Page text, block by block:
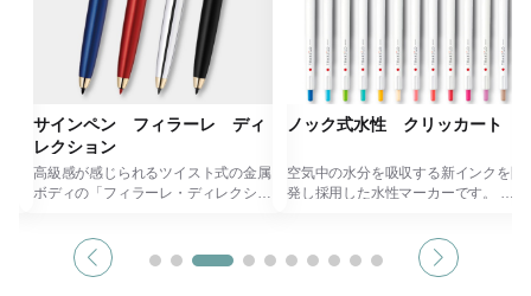
サインペン フィラーレ ディ
レクション
高級感が感じられるツイスト式の金属
ボディの「フィラーレ・ディレクショ
レに、「方向を指し示す、指示する」
という意味のディレクションを加えた
ノック式水性 クリッカート
空気中の水分を吸収する新インクを開
発し採用した水性マーカーです。
で、ペン先が乾きません。(※)
すぐに使える便利なノック式なので、